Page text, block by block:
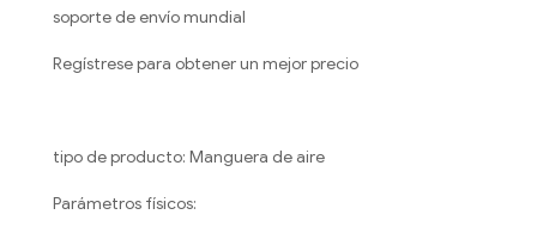
soporte de envío mundial
Regístrese para obtener un mejor precio
tipo de producto: Manguera de aire
Parámetros físicos: